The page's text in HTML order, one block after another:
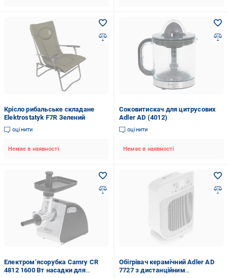
Крісло рибальське складане
Elektrostatyk F7R Зелений
оцінити
Немає в наявності
Соковитискач для цитрусових
Adler AD (4012)
оцінити
Немає в наявності
Електром’ясорубка Camry CR
4812 1600 Вт насадки для
Обігрівач керамічний Adler AD
7727 з дистанційним